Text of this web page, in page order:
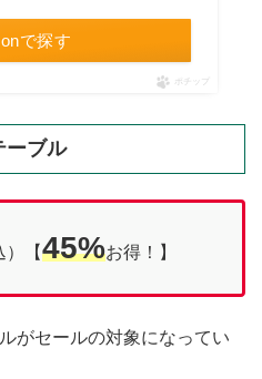
で探す
ポチップ
ーブル
）【45%お得！】
がセールの対象になってい